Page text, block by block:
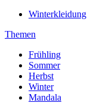
Winterkleidung
Themen
Frühling
Sommer
Herbst
Winter
Mandala